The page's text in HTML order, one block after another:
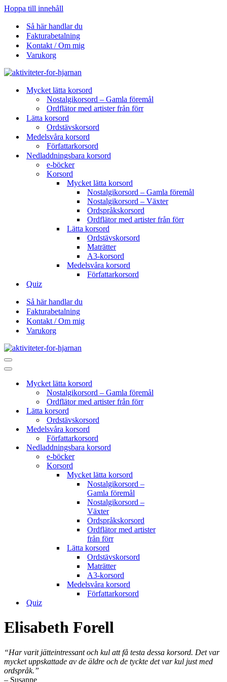
Hoppa till innehåll
Så här handlar du
Fakturabetalning
Kontakt / Om mig
Varukorg
Mycket lätta korsord
Nostalgikorsord – Gamla föremål
Ordflätor med artister från förr
Lätta korsord
Ordstävskorsord
Medelsvåra korsord
Författarkorsord
Nedladdningsbara korsord
e-böcker
Korsord
Mycket lätta korsord
Nostalgikorsord – Gamla föremål
Nostalgikorsord – Växter
Ordspråkskorsord
Ordflätor med artister från förr
Lätta korsord
Ordstävskorsord
Maträtter
A3-korsord
Medelsvåra korsord
Författarkorsord
Quiz
Så här handlar du
Fakturabetalning
Kontakt / Om mig
Varukorg
Navigeringsmeny
Navigeringsmeny
Mycket lätta korsord
Nostalgikorsord – Gamla föremål
Ordflätor med artister från förr
Lätta korsord
Ordstävskorsord
Medelsvåra korsord
Författarkorsord
Nedladdningsbara korsord
e-böcker
Korsord
Mycket lätta korsord
Nostalgikorsord –
Gamla föremål
Nostalgikorsord –
Växter
Ordspråkskorsord
Ordflätor med artister
från förr
Lätta korsord
Ordstävskorsord
Maträtter
A3-korsord
Medelsvåra korsord
Författarkorsord
Quiz
Elisabeth Forell
“Har varit jätteintressant och kul att få testa dessa korsord. Det var
mycket uppskattade av de äldre och de tyckte det var kul just med
ordspråk.”
– Susanne